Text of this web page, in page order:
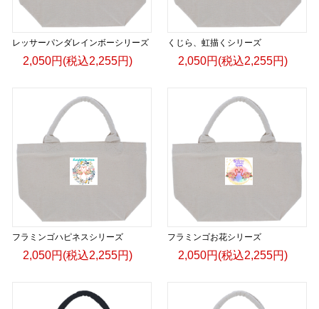
レッサーパンダレインボーシリーズ
2,050円(税込2,255円)
くじら、虹描くシリーズ
2,050円(税込2,255円)
フラミンゴハピネスシリーズ
2,050円(税込2,255円)
フラミンゴお花シリーズ
2,050円(税込2,255円)